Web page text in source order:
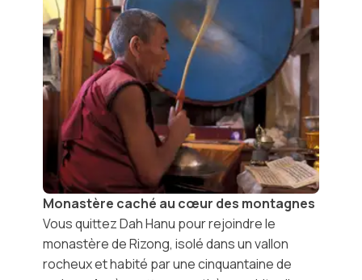
Monastère caché au cœur des montagnes
Vous quittez Dah Hanu pour rejoindre le
monastère de Rizong, isolé dans un vallon
rocheux et habité par une cinquantaine de